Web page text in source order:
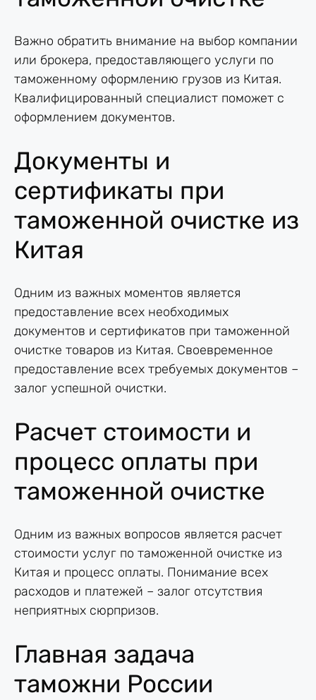
Важно обратить внимание на выбор компании
или брокера, предоставляющего услуги по
таможенному оформлению грузов из Китая.
Квалифицированный специалист поможет с
оформлением документов.
Документы и
сертификаты при
таможенной очистке из
Китая
Одним из важных моментов является
предоставление всех необходимых
документов и сертификатов при таможенной
очистке товаров из Китая. Своевременное
предоставление всех требуемых документов –
залог успешной очистки.
Расчет стоимости и
процесс оплаты при
таможенной очистке
Одним из важных вопросов является расчет
стоимости услуг по таможенной очистке из
Китая и процесс оплаты. Понимание всех
расходов и платежей – залог отсутствия
неприятных сюрпризов.
Главная задача
таможни России